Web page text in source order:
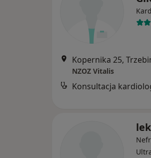
Kopernika 25,
NZOZ Vitalis
Konsultacja